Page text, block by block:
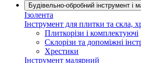
Будівельно-обробний інструмент і
Ізолента
Інструмент для плитки та скла,
Плиткорізи і комплектуючі
Склорізи та допоміжні
Хрестики
Інструмент малярний